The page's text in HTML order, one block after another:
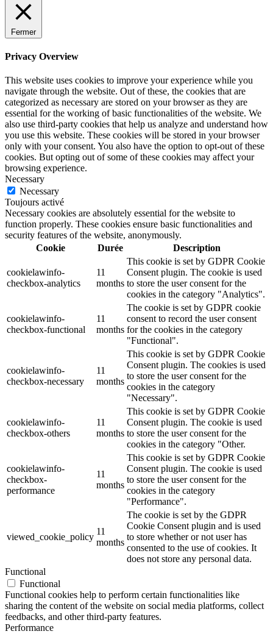
Fermer
Privacy Overview
This website uses cookies to improve your experience while you
navigate through the website. Out of these, the cookies that are
categorized as necessary are stored on your browser as they are
essential for the working of basic functionalities of the website. We
also use third-party cookies that help us analyze and understand how
you use this website. These cookies will be stored in your browser
only with your consent. You also have the option to opt-out of these
cookies. But opting out of some of these cookies may affect your
browsing experience.
Necessary
Necessary
Toujours activé
Necessary cookies are absolutely essential for the website to
function properly. These cookies ensure basic functionalities and
security features of the website, anonymously.
Cookie
Durée Description
cookielawinfo-
checkbox-analytics
11
months
This cookie is set by GDPR Cookie
Consent plugin. The cookie is used
to store the user consent for the
cookies in the category "Analytics".
cookielawinfo-
checkbox-functional
11
months
The cookie is set by GDPR cookie
consent to record the user consent
for the cookies in the category
"Functional".
cookielawinfo-
checkbox-necessary
11
months
This cookie is set by GDPR Cookie
Consent plugin. The cookies is used
to store the user consent for the
cookies in the category
"Necessary".
cookielawinfo-
checkbox-others
11
months
This cookie is set by GDPR Cookie
Consent plugin. The cookie is used
to store the user consent for the
cookies in the category "Other.
cookielawinfo-
checkbox-
performance
11
months
This cookie is set by GDPR Cookie
Consent plugin. The cookie is used
to store the user consent for the
cookies in the category
"Performance".
viewed_cookie_policy
11
months
The cookie is set by the GDPR
Cookie Consent plugin and is used
to store whether or not user has
consented to the use of cookies. It
does not store any personal data.
Functional
Functional
Functional cookies help to perform certain functionalities like
sharing the content of the website on social media platforms, collect
feedbacks, and other third-party features.
Performance